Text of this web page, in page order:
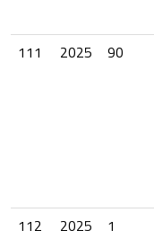
111
2025 90
112
2025 1